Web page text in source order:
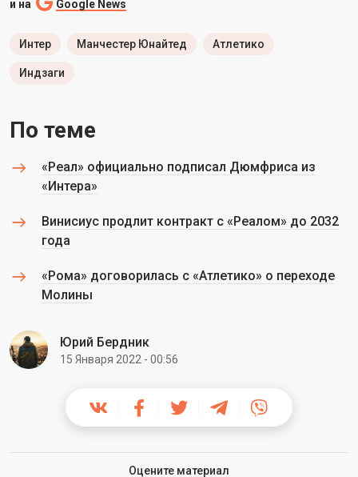
и на
Google News
Интер Манчестер Юнайтед Атлетико
Индзаги
По теме
«Реал» официально подписал Дюмфриса из
«Интера»
Винисиус продлит контракт с «Реалом» до 2032
года
«Рома» договорилась с «Атлетико» о переходе
Молины
Юрий Бердник
15 Января 2022 - 00:56
Оцените материал